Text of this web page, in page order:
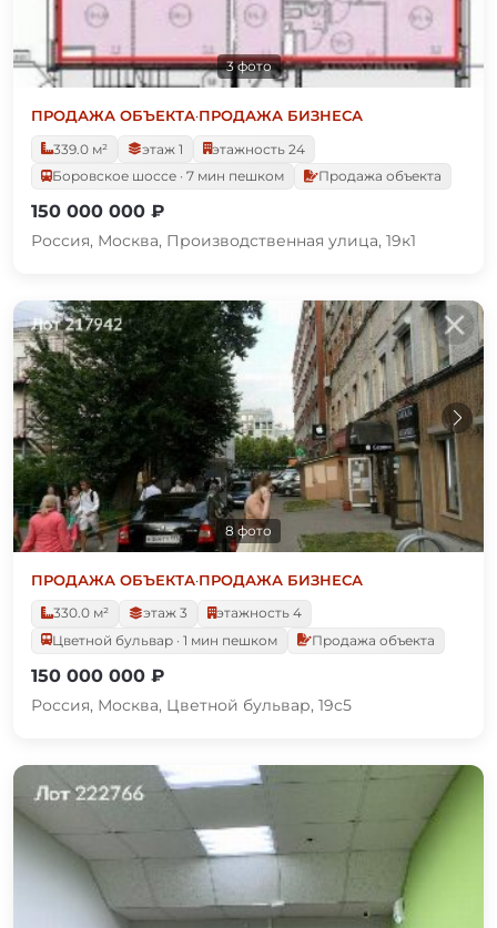
3 фото
ПРОДАЖА ОБЪЕКТА·ПРОДАЖА БИЗНЕСА
339.0 м²
этаж 1
этажность 24
Боровское шоссе · 7 мин пешком
Продажа объекта
150 000 000 ₽
Россия, Москва, Производственная улица, 19к1
8 фото
ПРОДАЖА ОБЪЕКТА·ПРОДАЖА БИЗНЕСА
330.0 м²
этаж 3
этажность 4
Цветной бульвар · 1 мин пешком
Продажа объекта
150 000 000 ₽
Россия, Москва, Цветной бульвар, 19с5